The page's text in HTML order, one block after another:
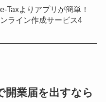
Taxよりアプリが簡単！
ライン作成サービス4
開業届を出すなら